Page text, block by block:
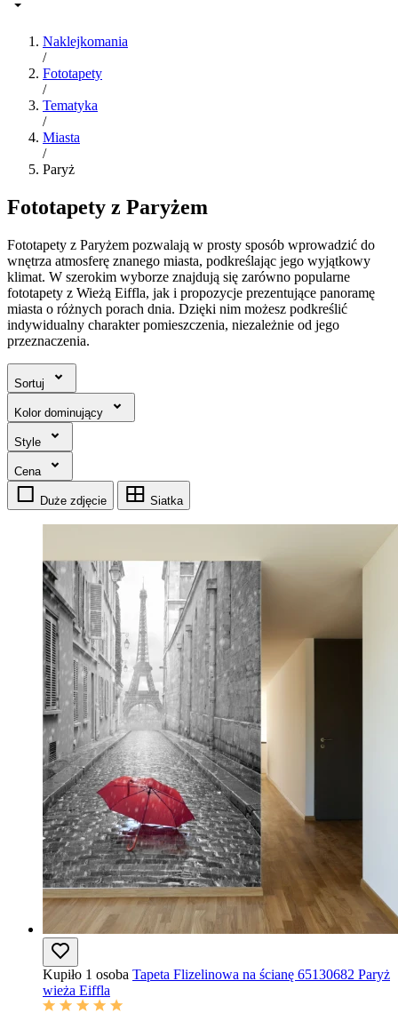
Naklejkomania
/
Fototapety
/
Tematyka
/
Miasta
/
Paryż
Fototapety z Paryżem
Fototapety z Paryżem pozwalają w prosty sposób wprowadzić do
wnętrza atmosferę znanego miasta, podkreślając jego wyjątkowy
klimat. W szerokim wyborze znajdują się zarówno popularne
fototapety z Wieżą Eiffla, jak i propozycje prezentujące panoramę
miasta o różnych porach dnia. Dzięki nim możesz podkreślić
indywidualny charakter pomieszczenia, niezależnie od jego
przeznaczenia.
Sortuj
Kolor dominujący
Style
Cena
Duże zdjęcie Siatka
Kupiło 1 osoba Tapeta Flizelinowa na ścianę 65130682 Paryż
wieża Eiffla